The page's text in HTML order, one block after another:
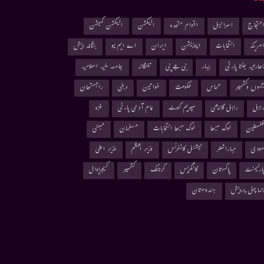
احتجاج اسرائیل اقوام متحدہ الیکشن
الیکشن کمیشن
امریکہ
انتخابات اپوزیشن ایران اے ایم یو
بنگلہ دیش
بھارتیہ جنتا پارٹی
بہار بی جے پی تلنگانہ
جامعہ ملیہ اسلامیہ
جموں وکشمیر
حماس حکومت خواتین دہلی
راجستھان
راہل
راہل گاندھی سپریم کورٹ عام آدمی پارٹی
غزہ
فلسطین
لوک سبھا لوک سبھا انتخابات مسلمان
ممبئی
مودی
مہاراشٹر نیشنل کانفرنس وزیر اعظم
وزیر اعلیٰ
پارلیمنٹ
پاکستان کانگریس کرناٹک کشمیر
کیجریوال
ہماچل پردیش
ہندوستان